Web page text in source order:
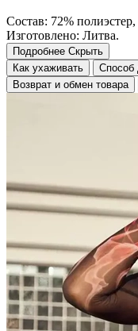
Состав: 72% полиэстер,
Изготовлено: Литва.
Подробнее Скрыть
Как ухаживать
Способ
Возврат и обмен товара